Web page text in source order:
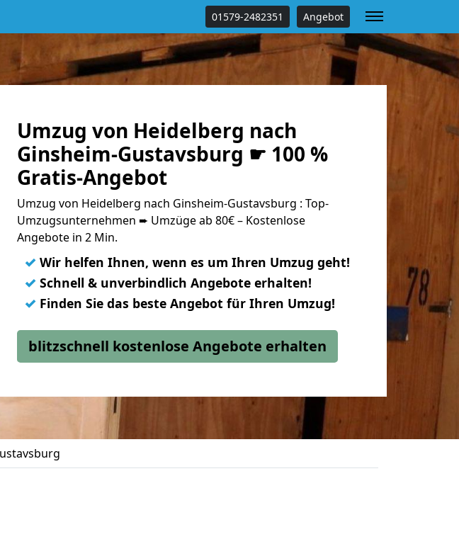
01579-2482351 Angebot
Umzug von Heidelberg nach
Ginsheim-Gustavsburg ☛ 100 %
Gratis-Angebot
Umzug von Heidelberg nach Ginsheim-Gustavsburg : Top-
Umzugsunternehmen ➨ Umzüge ab 80€ – Kostenlose
Angebote in 2 Min.
✓ Wir helfen Ihnen, wenn es um Ihren Umzug geht!
✓ Schnell & unverbindlich Angebote erhalten!
✓ Finden Sie das beste Angebot für Ihren Umzug!
blitzschnell kostenlose Angebote erhalten